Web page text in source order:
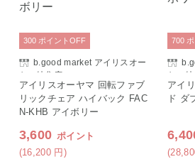
b.good market アイリスオー
ヤマ特集店
アイリスオーヤマ 回転ファブ
リックチェア ハイバック FAC
N-KHB アイボリー
3,600 ポイント
(16,200 円 )
300 ポイント OFF
ヤマ
アイ
ド ダ
700